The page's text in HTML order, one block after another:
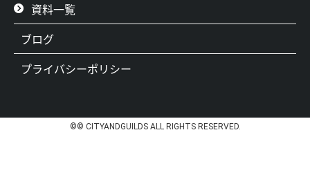
資料一覧
ブログ
プライバシーポリシー
©© CITYANDGUILDS ALL RIGHTS RESERVED.